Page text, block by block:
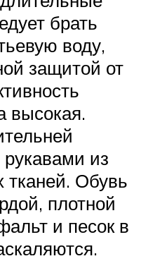
брать
воду,
защитой от
высокая.
из
тканей. Обувь
плотной
и песок в